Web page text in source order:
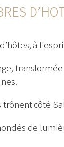
à
trônent côté
de